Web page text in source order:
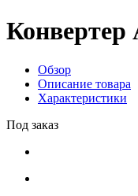
Конвертер
Обзор
Описание товара
Характеристики
Под заказ